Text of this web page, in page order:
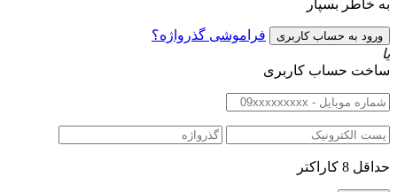
به خاطر بسپار
فراموشی گذرواژه؟
یا
ساخت حساب کاربری
حداقل 8 کاراکتر